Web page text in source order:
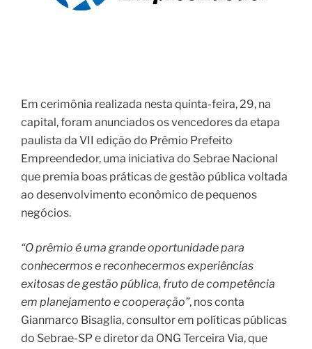
Em cerimônia realizada nesta quinta-feira, 29, na
capital, foram anunciados os vencedores da etapa
paulista da VII edição do Prêmio Prefeito
Empreendedor, uma iniciativa do Sebrae Nacional
que premia boas práticas de gestão pública voltada
ao desenvolvimento econômico de pequenos
negócios.
“O prêmio é uma grande oportunidade para
conhecermos e reconhecermos experiências
exitosas de gestão pública, fruto de competência
em planejamento e cooperação”, nos conta
Gianmarco Bisaglia, consultor em políticas públicas
do Sebrae-SP e diretor da ONG Terceira Via, que